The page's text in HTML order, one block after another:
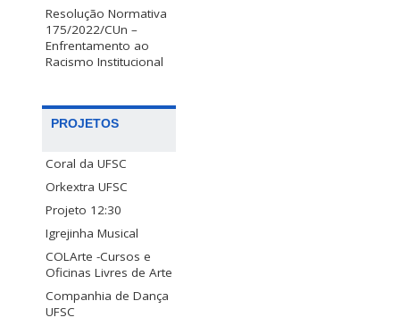
Resolução Normativa
175/2022/CUn –
Enfrentamento ao
Racismo Institucional
PROJETOS
Coral da UFSC
Orkextra UFSC
Projeto 12:30
Igrejinha Musical
COLArte -Cursos e
Oficinas Livres de Arte
Companhia de Dança
UFSC